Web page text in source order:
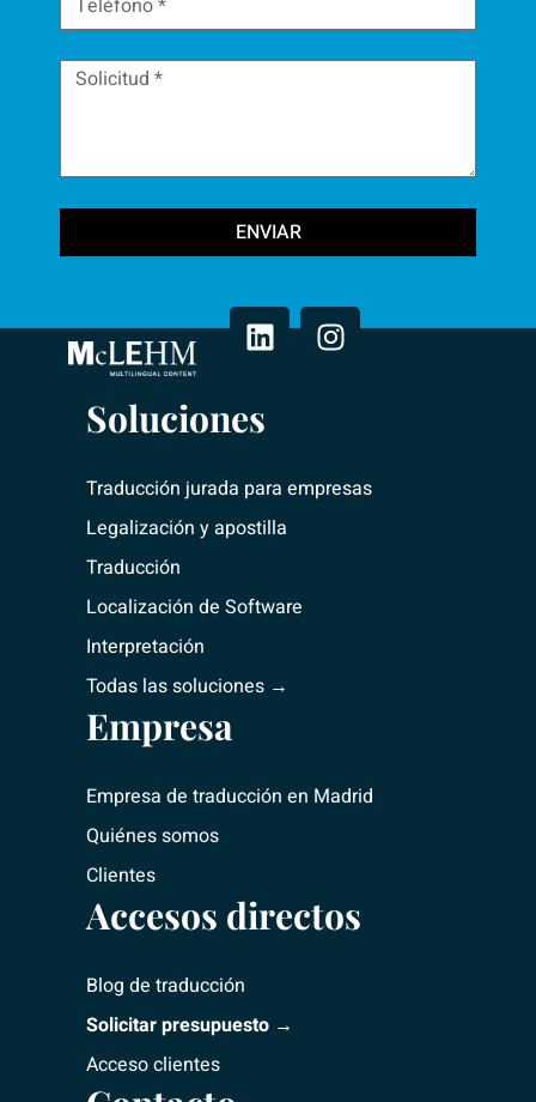
ENVIAR
i
n
e
d
n
n
s
a
Soluciones
Traducción jurada para empresas
Legalización y apostilla
Traducción
Localización de Software
Interpretación
Todas las soluciones →
Empresa
Empresa de traducción en Madrid
Quiénes somos
Clientes
Accesos directos
Blog de traducción
Solicitar presupuesto →
Acceso clientes